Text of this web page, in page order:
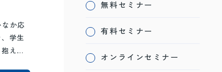
か応
学生
えて
無料セミナー
有料セミナー
オンラインセミナー